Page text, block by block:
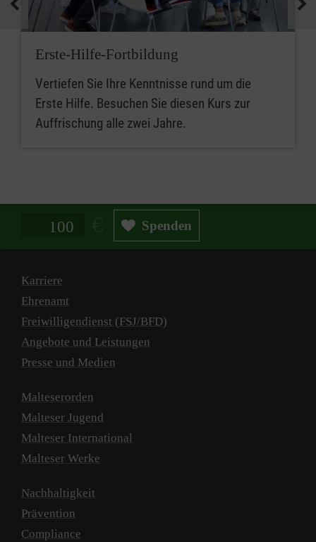
Erste-Hilfe-Fortbildung
Vertiefen Sie Ihre Kenntnisse rund um die
Erste Hilfe. Besuchen Sie diesen Kurs zur
Auffrischung alle zwei Jahre.
Spendenbetrag in Euro Spenden
Karriere
Ehrenamt
Freiwilligendienst (FSJ/BFD)
Angebote und Leistungen
Presse und Medien
Malteserorden
Malteser Jugend
Malteser International
Malteser Werke
Nachhaltigkeit
Prävention
Compliance